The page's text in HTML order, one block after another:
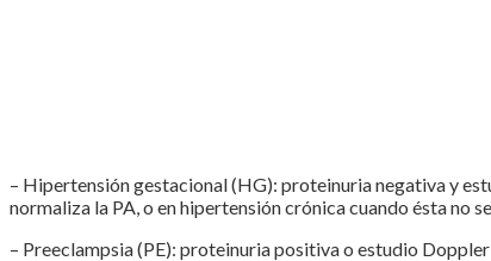
– Hipertensión gestacional (HG): proteinuria negativa y
normaliza la PA, o en hipertensión crónica cuando ésta no
– Preeclampsia (PE): proteinuria positiva o estudio